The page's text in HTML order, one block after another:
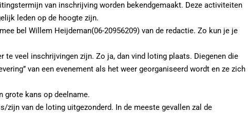
van inschrijving worden bekendgemaakt. Deze activiteiten
leden op de hoogte zijn.
bel Willem Heijdeman(06-20956209) van de redactie. Zo kun je je
veel inschrijvingen zijn. Zo ja, dan vind loting plaats. Diegenen die
van een evenement als het weer georganiseerd wordt en ze zich
grote kans op deelname.
zijn van de loting uitgezonderd. In de meeste gevallen zal de